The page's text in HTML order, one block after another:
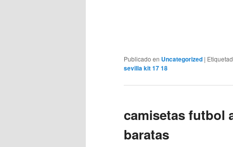
Publicado en Uncategorized |
sevilla kit 17 18
camisetas futbol
baratas